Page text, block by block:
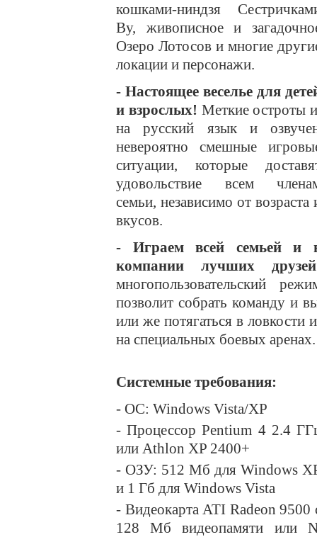
кошками-ниндзя
Ву, живописное и
Озеро Лотосов и многие
локации и персонажи.
- Настоящее веселье для
и взрослых! Меткие остроты
на русский язык и
невероятно смешные
ситуации, которые
удовольствие всем
семьи, независимо от возраста
вкусов.
- Играем всей семьей и
компании лучших
многопользовательский
позволит собрать команду и
или же потягаться в ловкости
на специальных боевых аренах.
Системные требования:
- ОС: Windows Vista/XP
- Процессор Pentium 4 2.4
или Athlon XP 2400+
- ОЗУ: 512 Мб для Windows
и 1 Гб для Windows Vista
- Видеокарта ATI Radeon 9500
128 Mб видеопамяти или